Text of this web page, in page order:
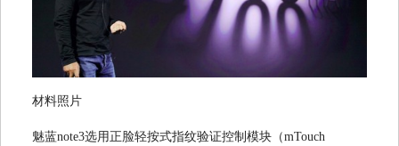
材料照片
魅蓝note3选用正脸轻按式指纹验证控制模块（mTouch